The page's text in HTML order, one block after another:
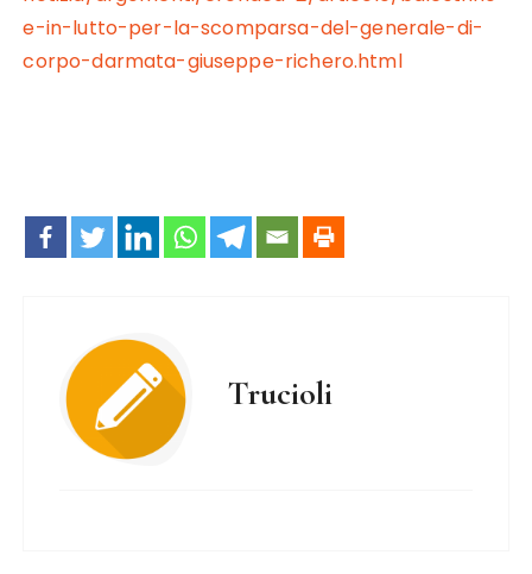
e-in-lutto-per-la-scomparsa-del-generale-di-
corpo-darmata-giuseppe-richero.html
Trucioli